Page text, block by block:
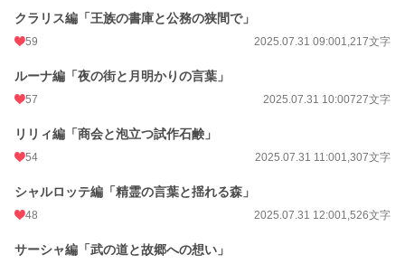
クラリス編「王族の書庫と公務の狭間で」
59 2025.07.31 09:001,217文字
ルーナ編「夜の街と月明かりの言葉」
57 2025.07.31 10:00727文字
リリィ編「商会と泡立つ試作石鹸」
54 2025.07.31 11:001,307文字
シャルロッテ編「精霊の言葉と揺れる森」
48 2025.07.31 12:001,526文字
サーシャ編「武の道と故郷への想い」